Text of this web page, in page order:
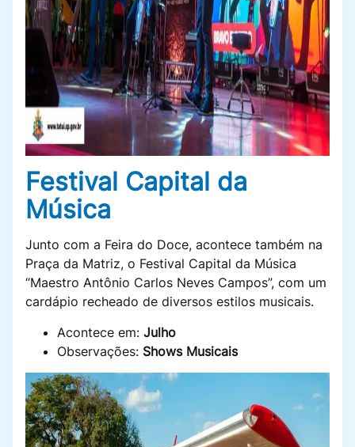
Festival Capital da
Música
Junto com a Feira do Doce, acontece também na
Praça da Matriz, o Festival Capital da Música
“Maestro Antônio Carlos Neves Campos”, com um
cardápio recheado de diversos estilos musicais.
Acontece em: Julho
Observações: Shows Musicais